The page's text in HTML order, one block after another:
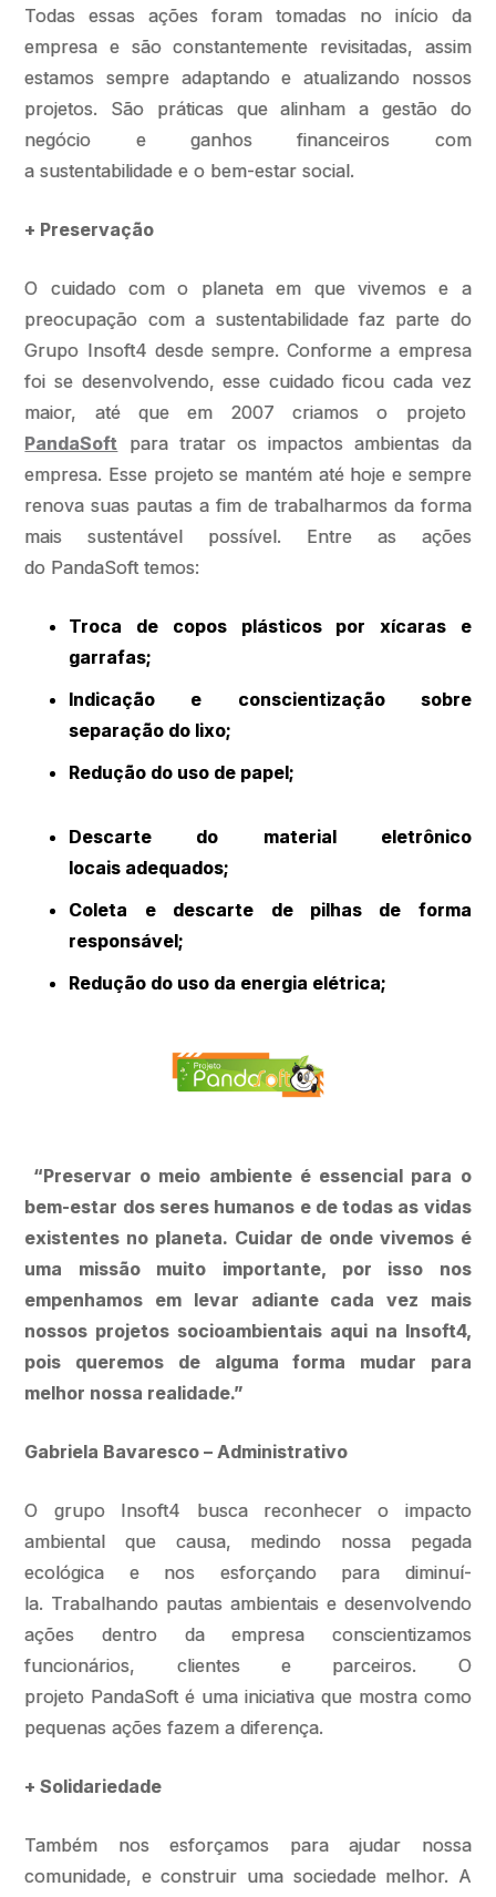
Todas essas ações foram tomadas no início da
empresa e são constantemente revisitadas, assim
estamos sempre adaptando e atualizando nossos
projetos. São práticas que alinham a gestão do
negócio e ganhos financeiros com
a sustentabilidade e o bem-estar social.
+ Preservação
O cuidado com o planeta em que vivemos e a
preocupação com a sustentabilidade faz parte do
Grupo Insoft4 desde sempre. Conforme a empresa
foi se desenvolvendo, esse cuidado ficou cada vez
maior, até que em 2007 criamos o projeto
PandaSoft para tratar os impactos ambientas da
empresa. Esse projeto se mantém até hoje e sempre
renova suas pautas a fim de trabalharmos da forma
mais sustentável possível. Entre as ações
do PandaSoft temos:
Troca de copos plásticos por xícaras e
garrafas;
Indicação e conscientização sobre
separação do lixo;
Redução do uso de papel;
Descarte do material eletrônico
locais adequados;
Coleta e descarte de pilhas de forma
responsável;
Redução do uso da energia elétrica;
“Preservar o meio ambiente é essencial para o
bem-estar dos seres humanos e de todas as vidas
existentes no planeta. Cuidar de onde vivemos é
uma missão muito importante, por isso nos
empenhamos em levar adiante cada vez mais
nossos projetos socioambientais aqui na Insoft4,
pois queremos de alguma forma mudar para
melhor nossa realidade.”
Gabriela Bavaresco – Administrativo
O grupo Insoft4 busca reconhecer o impacto
ambiental que causa, medindo nossa pegada
ecológica e nos esforçando para diminuí-
la. Trabalhando pautas ambientais e desenvolvendo
ações dentro da empresa conscientizamos
funcionários, clientes e parceiros. O
projeto PandaSoft é uma iniciativa que mostra como
pequenas ações fazem a diferença.
+ Solidariedade
Também nos esforçamos para ajudar nossa
comunidade, e construir uma sociedade melhor. A